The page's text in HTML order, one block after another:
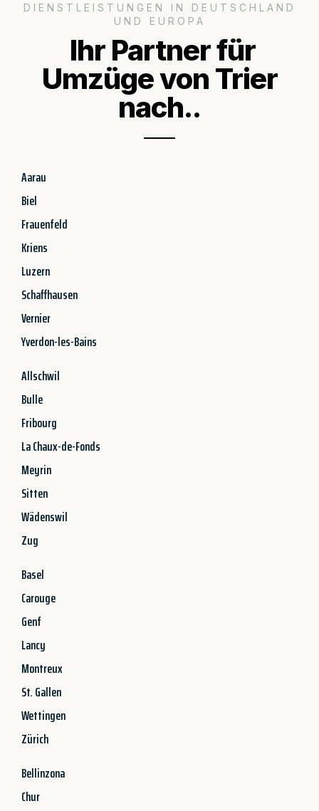
DIENSTLEISTUNGEN IN DEUTSCHLAND
UND EUROPA
Ihr Partner für
Umzüge von Trier
nach..
Aarau
Biel
Frauenfeld
Kriens
Luzern
Schaffhausen
Vernier
Yverdon-les-Bains
Allschwil
Bulle
Fribourg
La Chaux-de-Fonds
Meyrin
Sitten
Wädenswil
Zug
Basel
Carouge
Genf
Lancy
Montreux
St. Gallen
Wettingen
Zürich
Bellinzona
Chur